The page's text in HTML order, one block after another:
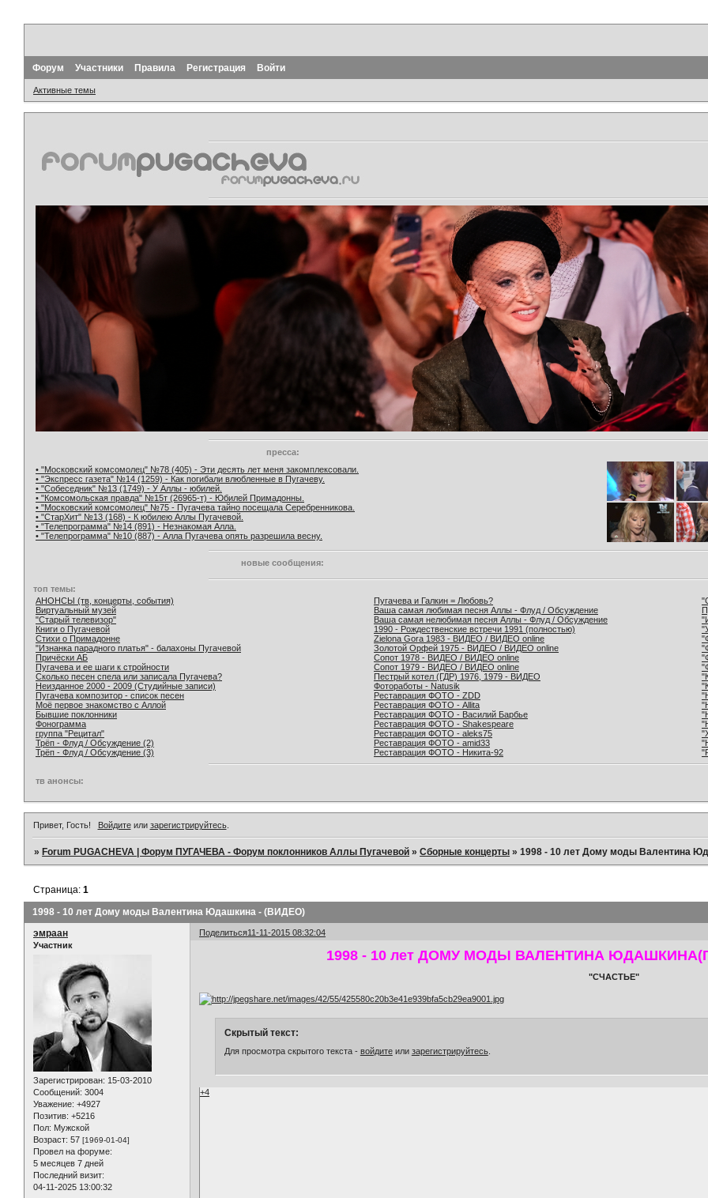
Форум Участники Правила Регистрация Войти
Активные темы
пресса:
• "Московский комсомолец" №78 (405) - Эти десять лет меня закомплексовали.
• "Экспресс газета" №14 (1259) - Как погибали влюбленные в Пугачеву.
• "Собеседник" №13 (1749) - У Аллы - юбилей.
• "Комсомольская правда" №15т (26965-т) - Юбилей Примадонны.
• "Московский комсомолец" №75 - Пугачева тайно посещала Серебренникова.
• "СтарХит" №13 (168) - К юбилею Аллы Пугачевой.
• "Телепрограмма" №14 (891) - Незнакомая Алла.
• "Телепрограмма" №10 (887) - Алла Пугачева опять разрешила весну.
новые сообщения:
топ темы:
АНОНСЫ (тв, концерты, события)
Виртуальный музей
"Старый телевизор"
Книги о Пугачевой
Стихи о Примадонне
"Изнанка парадного платья" - балахоны Пугачевой
Причёски АБ
Пугачева и ее шаги к стройности
Сколько песен спела или записала Пугачева?
Неизданное 2000 - 2009 (Студийные записи)
Пугачева композитор - список песен
Моё первое знакомство с Аллой
Бывшие поклонники
Фонограмма
группа "Рецитал"
Трёп - Флуд / Обсуждение (2)
Трёп - Флуд / Обсуждение (3)
Пугачева и Галкин = Любовь?
Ваша самая любимая песня Аллы - Флуд / Обсуждение
Ваша самая нелюбимая песня Аллы - Флуд / Обсуждение
1990 - Рождественские встречи 1991 (полностью)
Zielona Gora 1983 - ВИДЕО / ВИДЕО online
Золотой Орфей 1975 - ВИДЕО / ВИДЕО online
Сопот 1978 - ВИДЕО / ВИДЕО online
Сопот 1979 - ВИДЕО / ВИДЕО online
Пестрый котел (ГДР) 1976, 1979 - ВИДЕО
Фотоработы - Natusik
Реставрация ФОТО - ZDD
Реставрация ФОТО - Allita
Реставрация ФОТО - Василий Барбье
Реставрация ФОТО - Shakespeare
Реставрация ФОТО - aleks75
Реставрация ФОТО - amid33
Реставрация ФОТО - Никита-92
тв анонсы:
Привет, Гость! Войдитеили зарегистрируйтесь.
»Forum PUGACHEVA | Форум ПУГАЧЕВА - Форум поклонников Аллы Пугачевой »Сборные концерты »1998 - 10 лет Дому моды Валентина
1998 - 10 лет Дому моды Валентина Юдашкина - (ВИДЕО)
Страница:1
Поделиться11-11-2015 08:32:04
эмраан
Участник
Зарегистрирован: 15-03-2010
Сообщений: 3004
Уважение: +4927
Позитив: +5216
Пол: Мужской
Возраст: 57 [1969-01-04]
Провел на форуме:
5 месяцев 7 дней
Последний визит:
04-11-2025 13:00:32
1998 - 10 лет ДОМУ МОДЫ ВАЛЕНТИНА
"СЧАСТЬЕ"
Скрытый текст:
Для просмотра скрытого текста - войдитеили зарегистрируйтесь.
+4